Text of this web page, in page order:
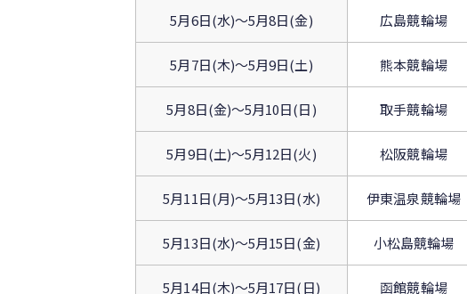
5月6日(水)〜5月8日(金) 広島競輪場
5月7日(木)〜5月9日(土) 熊本競輪場
5月8日(金)〜5月10日(日) 取手競輪場
5月9日(土)〜5月12日(火) 松阪競輪場
5月11日(月)〜5月13日(水) 伊東温泉競輪場
5月13日(水)〜5月15日(金) 小松島競輪場
5月14日(木)〜5月17日(日) 函館競輪場